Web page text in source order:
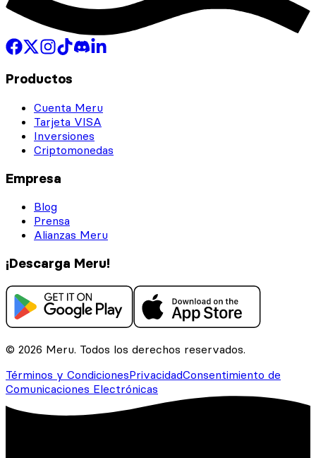
Productos
Cuenta Meru
Tarjeta VISA
Inversiones
Criptomonedas
Empresa
Blog
Prensa
Alianzas Meru
¡Descarga Meru!
© 2026 Meru. Todos los derechos reservados.
Términos y CondicionesPrivacidadConsentimiento de
Comunicaciones Electrónicas